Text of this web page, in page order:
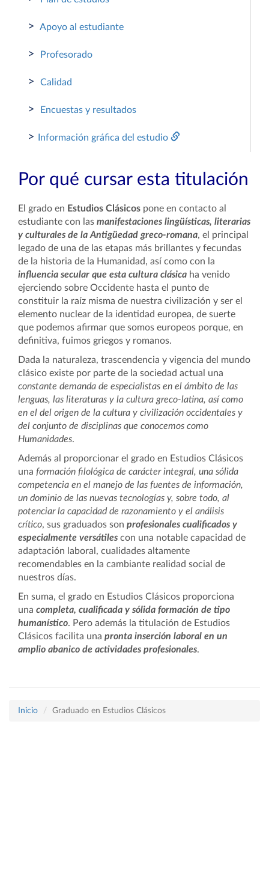
> Apoyo al estudiante
> Profesorado
> Calidad
> Encuestas y resultados
> Información gráfica del estudio
Por qué cursar esta titulación
El grado en Estudios Clásicos pone en contacto al
estudiante con las manifestaciones lingüísticas, literarias
y culturales de la Antigüedad greco-romana, el principal
legado de una de las etapas más brillantes y fecundas
de la historia de la Humanidad, así como con la
influencia secular que esta cultura clásica ha venido
ejerciendo sobre Occidente hasta el punto de
constituir la raíz misma de nuestra civilización y ser el
elemento nuclear de la identidad europea, de suerte
que podemos afirmar que somos europeos porque, en
definitiva, fuimos griegos y romanos.
Dada la naturaleza, trascendencia y vigencia del mundo
clásico existe por parte de la sociedad actual una
constante demanda de especialistas en el ámbito de las
lenguas, las literaturas y la cultura greco-latina, así como
en el del origen de la cultura y civilización occidentales y
del conjunto de disciplinas que conocemos como
Humanidades.
Además al proporcionar el grado en Estudios Clásicos
una formación filológica de carácter integral, una sólida
competencia en el manejo de las fuentes de información,
un dominio de las nuevas tecnologías y, sobre todo, al
potenciar la capacidad de razonamiento y el análisis
crítico, sus graduados son profesionales cualificados y
especialmente versátiles con una notable capacidad de
adaptación laboral, cualidades altamente
recomendables en la cambiante realidad social de
nuestros días.
En suma, el grado en Estudios Clásicos proporciona
una completa, cualificada y sólida formación de tipo
humanístico. Pero además la titulación de Estudios
Clásicos facilita una pronta inserción laboral en un
amplio abanico de actividades profesionales.
Inicio Graduado en Estudios Clásicos